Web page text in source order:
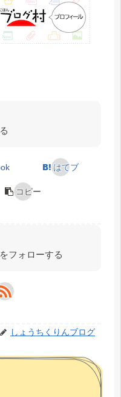
はてブ
コピー
フォローする
しょうちくりんブログ